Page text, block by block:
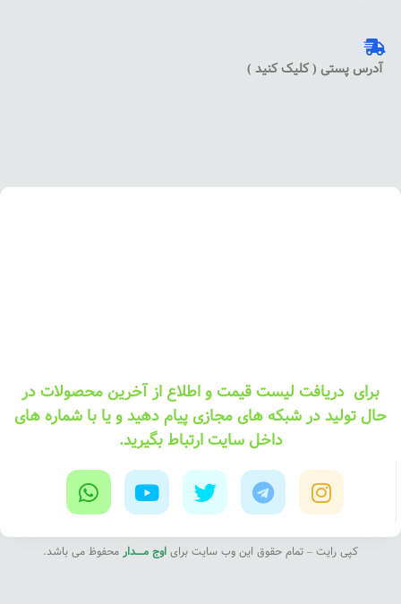
آدرس پستی ( کلیک کنید )
برای دریافت لیست قیمت و اطلاع از آخرین محصولات در
حال تولید در شبکه های مجازی پیام دهید و یا با شماره های
داخل سایت ارتباط بگیرید.
کپی رایت – تمام حقوق این وب سایت برای اوج مــــدار محفوظ می باشد.